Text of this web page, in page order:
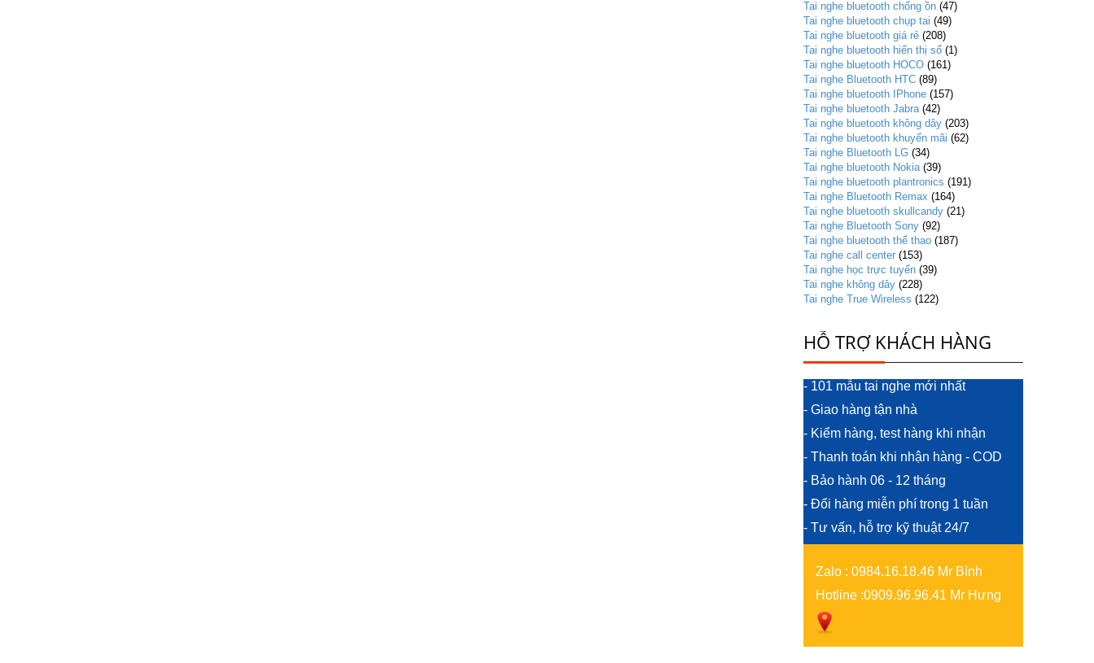
Tai nghe bluetooth chống ồn (47)
Tai nghe bluetooth chụp tai (49)
Tai nghe bluetooth giá rẻ (208)
Tai nghe bluetooth hiển thị số (1)
Tai nghe bluetooth HOCO (161)
Tai nghe Bluetooth HTC (89)
Tai nghe bluetooth IPhone (157)
Tai nghe bluetooth Jabra (42)
Tai nghe bluetooth không dây (203)
Tai nghe bluetooth khuyến mãi (62)
Tai nghe Bluetooth LG (34)
Tai nghe bluetooth Nokia (39)
Tai nghe bluetooth plantronics (191)
Tai nghe Bluetooth Remax (164)
Tai nghe bluetooth skullcandy (21)
Tai nghe Bluetooth Sony (92)
Tai nghe bluetooth thể thao (187)
Tai nghe call center (153)
Tai nghe học trực tuyến (39)
Tai nghe không dây (228)
Tai nghe True Wireless (122)
HỖ TRỢ KHÁCH HÀNG
- 101 mẫu tai nghe mới nhất
- Giao hàng tận nhà
- Kiểm hàng, test hàng khi nhận
- Thanh toán khi nhận hàng - COD
- Bảo hành 06 - 12 tháng
- Đổi hàng miễn phí trong 1 tuần
- Tư vấn, hỗ trợ kỹ thuật 24/7
Zalo : 0984.16.18.46 Mr Bình
Hotline :0909.96.96.41 Mr Hưng